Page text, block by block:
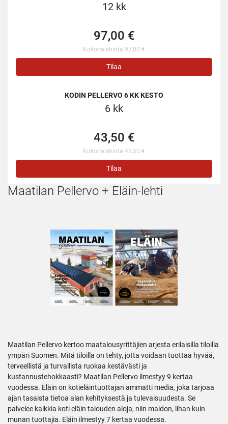
12 kk
97,00 €
Kokonaishinta 97,00 €
Tilaa
KODIN PELLERVO 6 KK KESTO
6 kk
43,50 €
Kokonaishinta 43,50 €
Tilaa
Maatilan Pellervo + Eläin-lehti
Maatilan Pellervo kertoo maatalousyrittäjien arjesta erilaisilla tiloilla
ympäri Suomen. Mitä tiloilla on tehty, jotta voidaan tuottaa hyvää,
terveellistä ja turvallista ruokaa kestävästi ja
kustannustehokkaasti? Maatilan Pellervo ilmestyy 9 kertaa
vuodessa. Eläin on kotieläintuottajan ammatti media, joka tarjoaa
ajan tasaista tietoa alan kehityksestä ja tulevaisuudesta. Se
palvelee kaikkia koti eläin talouden aloja, niin maidon, lihan kuin
munan tuottajia. Eläin ilmestyy 7 kertaa vuodessa.